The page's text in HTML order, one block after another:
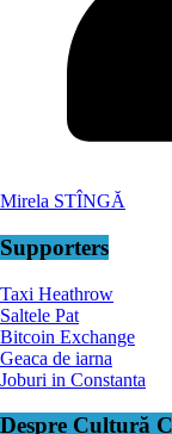
Mirela STÎNGĂ
Supporters
Taxi Heathrow
Saltele Pat
Bitcoin Exchange
Geaca de iarna
Joburi in Constanta
Despre Cultură